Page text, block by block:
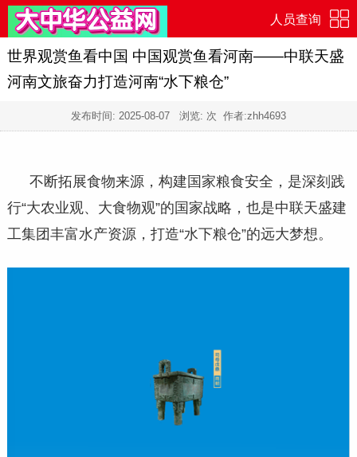
人员查询
世界观赏鱼看中国 中国观赏鱼看河南——中联天盛
河南文旅奋力打造河南“水下粮仓”
发布时间: 2025-08-07 浏览: 次 作者:zhh4693
不断拓展食物来源，构建国家粮食安全，是深刻践
行“大农业观、大食物观”的国家战略，也是中联天盛建
工集团丰富水产资源，打造“水下粮仓”的远大梦想。